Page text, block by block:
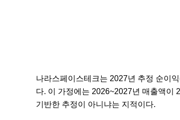
나라스페이스테크는 2027년 추정 순이
다. 이 가정에는 2026~2027년 매출액이
기반한 추정이 아니냐는 지적이다.